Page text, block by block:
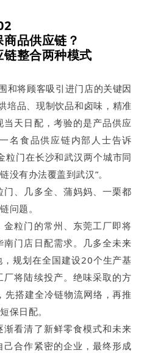
品供应链？
整合两种模式
和将顾客吸引进门店的关键因
培品、现制饮品和卤味，精准
天日配，考验的是产品供应
名食品供应链内部人士告诉
粒门在长沙和武汉两个城市同
没有办法覆盖到武汉”。
、几多全、蒲妈妈、一栗都
问题。
金粒门的常州、东莞工厂即将
门店日配需求。几多全未来
规划在全国建设20个生产基
将陆续投产。绝味采取的方
搭建全冷链物流网络，再推
保日配。
看清了新鲜零食模式和未来
合作紧密的企业，最终形成